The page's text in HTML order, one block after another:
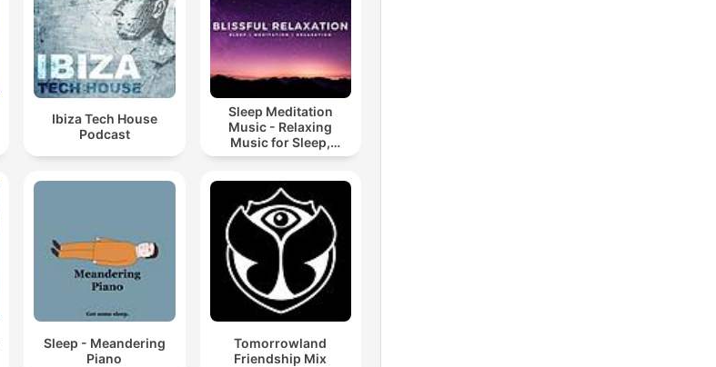
Ibiza Tech House
Podcast
Sleep Meditation
Music - Relaxing
Music for Sleep,
Meditation &
Sleep - Meandering
Piano
Tomorrowland
Friendship Mix